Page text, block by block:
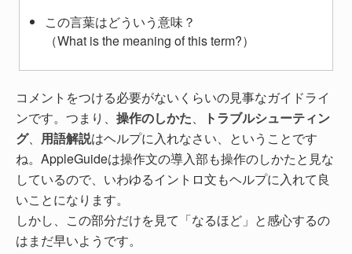
この言葉はどういう意味？
（What is the meaning of this term?）
コメントをつける必要がないくらいの見事なガイドライ
ンです。つまり、 操作のしかた、
トラブルシューティン
グ、 用語解説はヘルプに入れなさい、ということです
ね。AppleGuideは操作文の導入部も操作のしかたと見な
しているので、いわゆるイントロ文もヘルプに入れて良
いことになります。
しかし、この部分だけを見て「なるほど」と感心するの
はまだ早いようです。